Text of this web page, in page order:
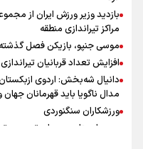
بازدید وزیر ورزش ایران از
مراکز تیراندازی منطقه
موسی جنپو، بازیکن فصل
افزایش تعداد قربانیان
دانیال شه‌بخش: اردوی ازبکستان
مدال ناگویا باید قهرمانان
ورزشکاران سنگنوردی
یمن، ایستاده در برابر تحریم و